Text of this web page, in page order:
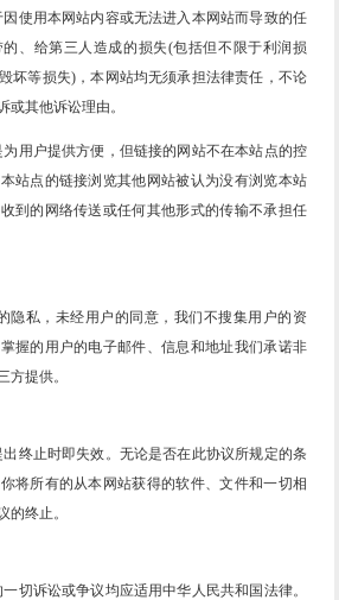
用本网站内容或无法进入本网站而导致的任
、给第三人造成的损失(包括但不限于利润损
坏等损失)，本网站均无须承担法律责任，不论
或其他诉讼理由。
户提供方便，但链接的网站不在本站点的控
站点的链接浏览其他网站被认为没有浏览本站
到的网络传送或任何其他形式的传输不承担任
私，未经用户的同意，我们不搜集用户的资
握的用户的电子邮件、信息和地址我们承诺非
方提供。
止时即失效。无论是否在此协议所规定的条
将所有的从本网站获得的软件、文件和一切相
的终止。
诉讼或争议均应适用中华人民共和国法律。